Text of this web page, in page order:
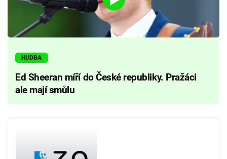
HUDBA
Ed Sheeran míří do České republiky. Pražáci
ale mají smůlu